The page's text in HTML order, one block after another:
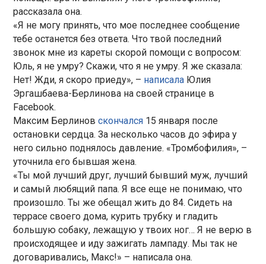
рассказала она.
«Я не могу принять, что мое последнее сообщение
тебе останется без ответа. Что твой последний
звонок мне из кареты скорой помощи с вопросом:
Юль, я не умру? Скажи, что я не умру. Я же сказала:
Нет! Жди, я скоро приеду», – написала Юлия
Эргашбаева-Берлинова на своей странице в
Facebook.
Максим Берлиновскончался 15 января после
остановки сердца. За несколько часов до эфира у
него сильно поднялось давление. «Тромбофилия», –
уточнила его бывшая жена.
«Ты мой лучший друг, лучший бывший муж, лучший
и самый любящий папа. Я все еще не понимаю, что
произошло. Ты же обещал жить до 84. Сидеть на
террасе своего дома, курить трубку и гладить
большую собаку, лежащую у твоих ног… Я не верю в
происходящее и иду зажигать лампаду. Мы так не
договаривались, Макс!» – написала она.